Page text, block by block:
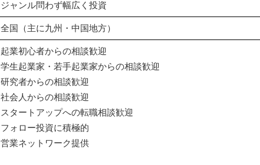
ジャンル問わず幅広く投資
全国（主に九州・中国地方）
起業初心者からの相談歓迎
学生起業家・若手起業家からの相談歓迎
研究者からの相談歓迎
社会人からの相談歓迎
スタートアップへの転職相談歓迎
フォロー投資に積極的
営業ネットワーク提供